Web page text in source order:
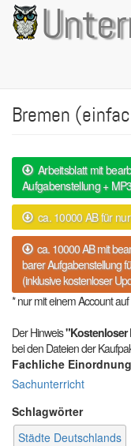
Direkt
zum
Inhalt
Bremen
Arbeitsblatt mit
Aufgabenstellung +
ca. 10000 AB für
ca. 10000 AB mit
barer Aufgabenstellung
(inklusive kostenloser
* nur mit einem Account
Der Hinweis"Kostenloser
bei den Dateien der
Fachliche Einordnung
Sachunterricht
Schlagwörter
Städte Deutschlands